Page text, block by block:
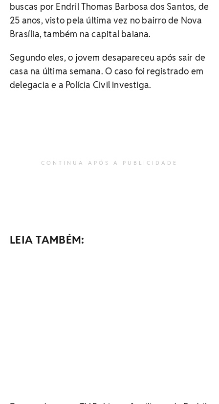
buscas por Endril Thomas Barbosa dos Santos, de
25 anos, visto pela última vez no bairro de Nova
Brasília, também na capital baiana.
Segundo eles, o jovem desapareceu após sair de
casa na última semana. O caso foi registrado em
delegacia e a Polícia Civil investiga.
CONTINUA APÓS A PUBLICIDADE
LEIA TAMBÉM: